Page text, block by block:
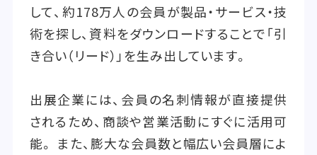
して、約178万人の会員が製品・サービス・技
術を探し、資料をダウンロードすることで「引
き合い（リード）」を生み出しています。
出展企業には、会員の名刺情報が直接提供
されるため、商談や営業活動にすぐに活用可
能。 また、膨大な会員数と幅広い会員層によ